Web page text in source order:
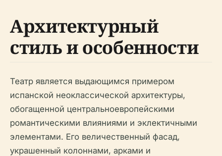
Архитектурный
стиль и особенности
Театр является выдающимся примером
испанской неоклассической архитектуры,
обогащенной центральноевропейскими
романтическими влияниями и эклектичными
элементами. Его величественный фасад,
украшенный колоннами, арками и